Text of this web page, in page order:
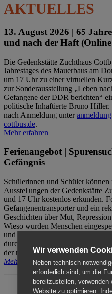
AKTUELLES
13. August 2026 | 65
und nach der Haft
Die Gedenkstätte Zuchthaus
Jahrestages des Mauerbaus am
um 17 Uhr zu einer virtuellen
zur Sonderausstellung „Leben
Gefangene der DDR berichten“
politische Inhaftierte Bruno
nach Anmeldung unter
cottbus.de.
Mehr erfahren
Ferienangebot |
Gefängnis
Schülerinnen und Schüler
Ausstellungen der Gedenkstätte
und 17 Uhr kostenlos erkunden.
Gefangenentransporter und ein
Geschichten über Mut,
Wieso wurden Menschen
und nach der Haft? Der Besuch
durch das
der reguläre Eintritt (8€ / ermäßigt
Mehr erfahren
Wir verwenden
Neben technisch
erforderlich sind, um die
bereitzustellen,
Website zu optimieren.